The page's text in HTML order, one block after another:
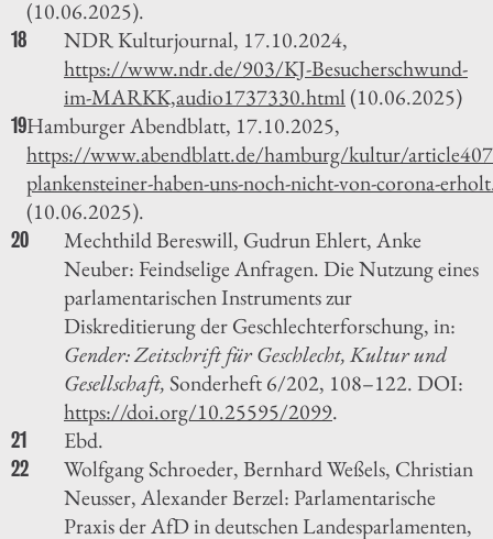
(10.06.2025).
18
NDR Kulturjournal, 17.10.2024,
https://www.ndr.de/903/KJ-Besucherschwund-
im-MARKK,audio1737330.html(10.06.2025)
19Hamburger Abendblatt, 17.10.2025,
https://www.abendblatt.de/hamburg/kultur/
plankensteiner-haben-uns-noch-nicht-von-corona-
(10.06.2025).
20
Mechthild Bereswill, Gudrun Ehlert, Anke
Neuber: Feindselige Anfragen. Die Nutzung eines
parlamentarischen Instruments zur
Diskreditierung der Geschlechterforschung, in:
Gender: Zeitschrift für Geschlecht, Kultur und
Gesellschaft,Sonderheft 6/202, 108–122. DOI:
https://doi.org/10.25595/2099.
21 Ebd.
22
Wolfgang Schroeder, Bernhard Weßels, Christian
Neusser, Alexander Berzel: Parlamentarische
Praxis der AfD in deutschen Landesparlamenten,